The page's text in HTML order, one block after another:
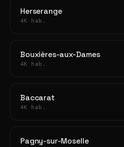
Herserange
4K hab.
Bouxières-aux-Dames
4K hab.
Baccarat
4K hab.
Pagny-sur-Moselle